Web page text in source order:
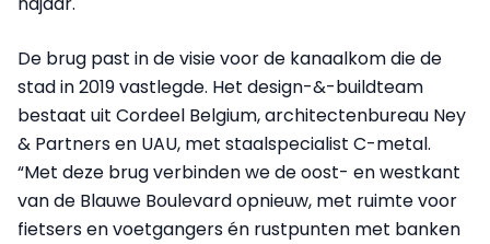
De brug past in de visie voor de kanaalkom die de
stad in 2019 vastlegde. Het design-&-buildteam
bestaat uit Cordeel Belgium, architectenbureau Ney
& Partners en UAU, met staalspecialist C-metal.
“Met deze brug verbinden we de oost- en westkant
van de Blauwe Boulevard opnieuw, met ruimte voor
fietsers en voetgangers én rustpunten met banken